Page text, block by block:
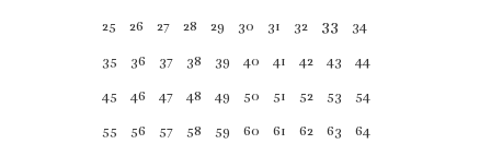
25 26 27 28 29 30 31 32 33 34
35 36 37 38 39 40 41 42 43 44
45 46 47 48 49 50 51 52 53 54
55 56 57 58 59 60 61 62 63 64